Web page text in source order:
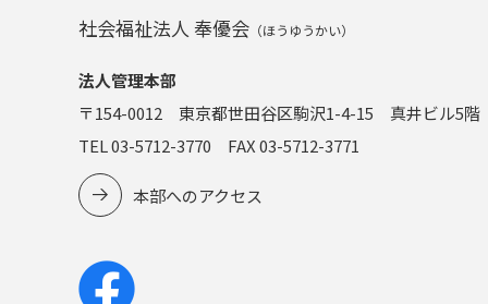
社会福祉法人 奉優会 （ほうゆうかい）
法人管理本部
〒154-0012 東京都世田谷区駒沢1-4-15 真井ビル5階
TEL 03-5712-3770 FAX 03-5712-3771
本部へのアクセス